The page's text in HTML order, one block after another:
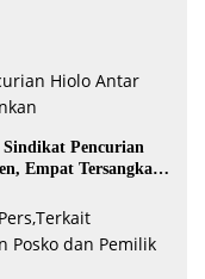
Pencurian
Empat Tersangka